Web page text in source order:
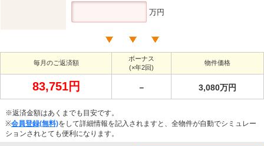
万円
毎月のご返済額
ボーナス
(×年2回)
物件価格
83,751円 － 3,080万円
※返済金額はあくまでも目安です。
※会員登録(無料)をして詳細情報を記入されますと、全物件が自動でシミュレー
ションされとても便利になります。